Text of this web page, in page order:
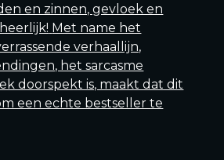
en zinnen, gevloek en
Met name het
verhaallijn,
het sarcasme
doorspekt is, maakt dat dit
een echte bestseller te